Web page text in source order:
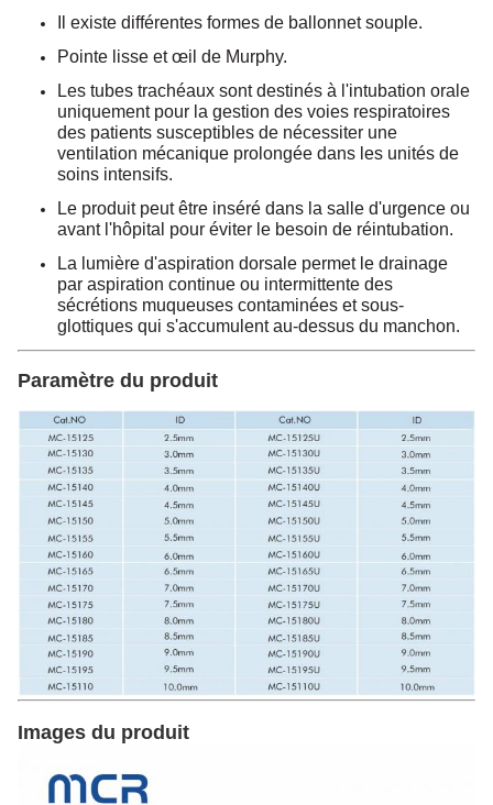
Il existe différentes formes de ballonnet souple.
Pointe lisse et œil de Murphy.
Les tubes trachéaux sont destinés à l'intubation orale
uniquement pour la gestion des voies respiratoires
des patients susceptibles de nécessiter une
ventilation mécanique prolongée dans les unités de
soins intensifs.
Le produit peut être inséré dans la salle d'urgence ou
avant l'hôpital pour éviter le besoin de réintubation.
La lumière d'aspiration dorsale permet le drainage
par aspiration continue ou intermittente des
sécrétions muqueuses contaminées et sous-
glottiques qui s'accumulent au-dessus du manchon.
Paramètre du produit
Images du produit